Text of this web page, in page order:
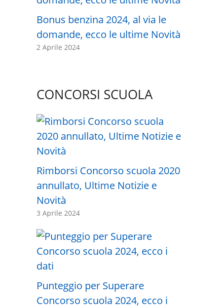
Bonus benzina 2024, al via le
domande, ecco le ultime Novità
2 Aprile 2024
CONCORSI SCUOLA
Rimborsi Concorso scuola 2020
annullato, Ultime Notizie e
Novità
3 Aprile 2024
Punteggio per Superare
Concorso scuola 2024, ecco i